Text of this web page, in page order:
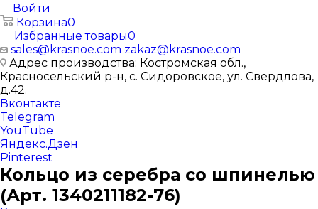
Войти
Корзина0
Избранные товары0
sales@krasnoe.com zakaz@krasnoe.com
Адрес производства: Костромская обл.,
Красносельский р-н, с. Сидоровское, ул. Свердлова,
д.42.
Вконтакте
Telegram
YouTube
Яндекс.Дзен
Pinterest
Кольцо из серебра со шпинелью
(Арт. 1340211182-76)